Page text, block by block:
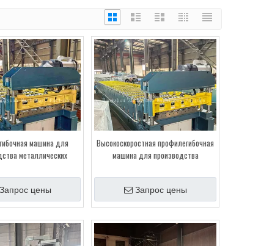
машина для
металлических
резкой
Запрос цены
Высокоскоростная профилегибочная
машина для производства
резкой
Запрос цены